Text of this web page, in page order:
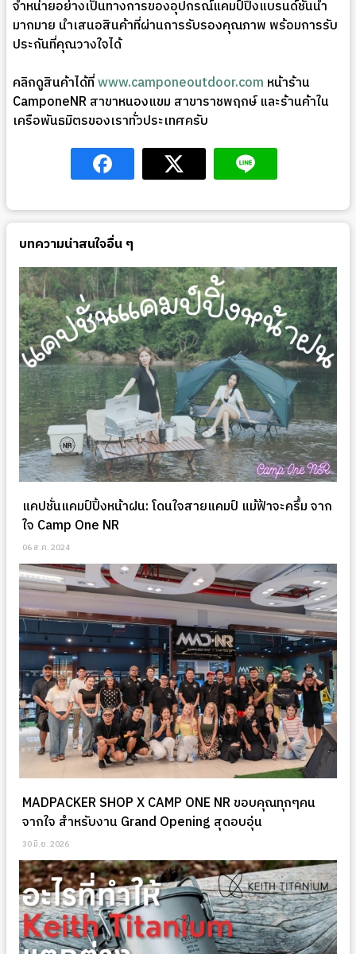
จำหน่ายอย่างเป็นทางการของอุปกรณ์แคมป์ปิ้งแบรนด์ชั้นนำ
มากมาย นำเสนอสินค้าที่ผ่านการรับรองคุณภาพ พร้อมการรับ
ประกันที่คุณวางใจได้
คลิกดูสินค้าได้ที่www.camponeoutdoor.com หน้าร้าน
CamponeNR สาขาหนองแขม สาขาราชพฤกษ์ และร้านค้าใน
เครือพันธมิตรของเราทั่วประเทศครับ
บทความน่าสนใจอื่น ๆ
แคปชั่นแคมป์ปิ้งหน้าฝน: โดนใจสายแคมป์ แม้ฟ้าจะครึ้ม จาก
ใจ Camp One NR
06 ส.ค. 2024
MADPACKER SHOP X CAMP ONE NR ขอบคุณทุกๆคน
จากใจ สำหรับงาน Grand Opening สุดอบอุ่น
30 มิ.ย. 2026